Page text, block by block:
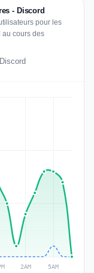
- Discord
pour les
au cours des